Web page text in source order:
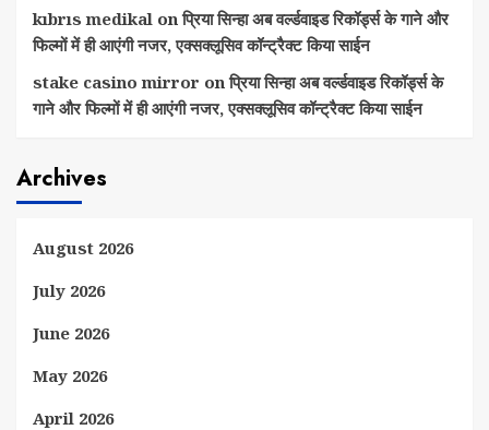
kıbrıs medikal onप्रिया सिन्हा अब वर्ल्डवाइड रिकॉर्ड्स के गाने और
फिल्मों में ही आएंगी नजर, एक्सक्लूसिव कॉन्ट्रैक्ट किया साईन
stake casino mirror onप्रिया सिन्हा अब वर्ल्डवाइड रिकॉर्ड्स के
गाने और फिल्मों में ही आएंगी नजर, एक्सक्लूसिव कॉन्ट्रैक्ट किया साईन
Archives
August 2026
July 2026
June 2026
May 2026
April 2026